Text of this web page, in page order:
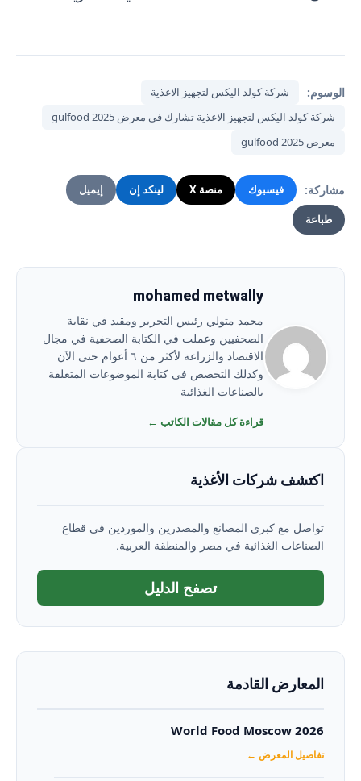
الوسوم:
شركة كولد اليكس لتجهيز الاغذية
شركة كولد اليكس لتجهيز الاغذية تشارك في معرض gulfood 2025
معرض gulfood 2025
مشاركة: فيسبوك منصة X لينكد إن إيميل
طباعة
mohamed metwally
محمد متولي رئيس التحرير ومقيد في نقابة
الصحفيين وعملت في الكتابة الصحفية في مجال
الاقتصاد والزراعة لأكثر من ٦ أعوام حتى الآن
وكذلك التخصص في كتابة الموضوعات المتعلقة
بالصناعات الغذائية
قراءة كل مقالات الكاتب ←
اكتشف شركات الأغذية
تواصل مع كبرى المصانع والمصدرين والموردين في قطاع
الصناعات الغذائية في مصر والمنطقة العربية.
تصفح الدليل
المعارض القادمة
World Food Moscow 2026
تفاصيل المعرض ←